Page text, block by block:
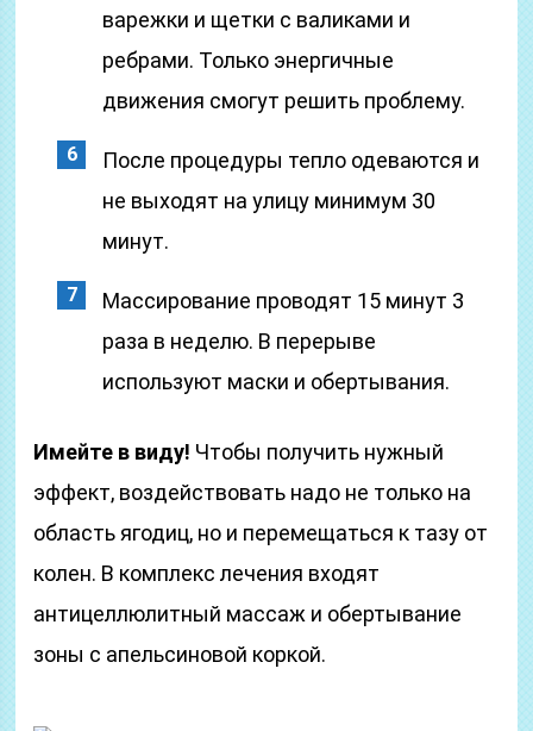
варежки и щетки с валиками и
ребрами. Только энергичные
движения смогут решить проблему.
После процедуры тепло одеваются и
не выходят на улицу минимум 30
минут.
Массирование проводят 15 минут 3
раза в неделю. В перерыве
используют маски и обертывания.
Имейте в виду! Чтобы получить нужный
эффект, воздействовать надо не только на
область ягодиц, но и перемещаться к тазу от
колен. В комплекс лечения входят
антицеллюлитный массаж и обертывание
зоны с апельсиновой коркой.